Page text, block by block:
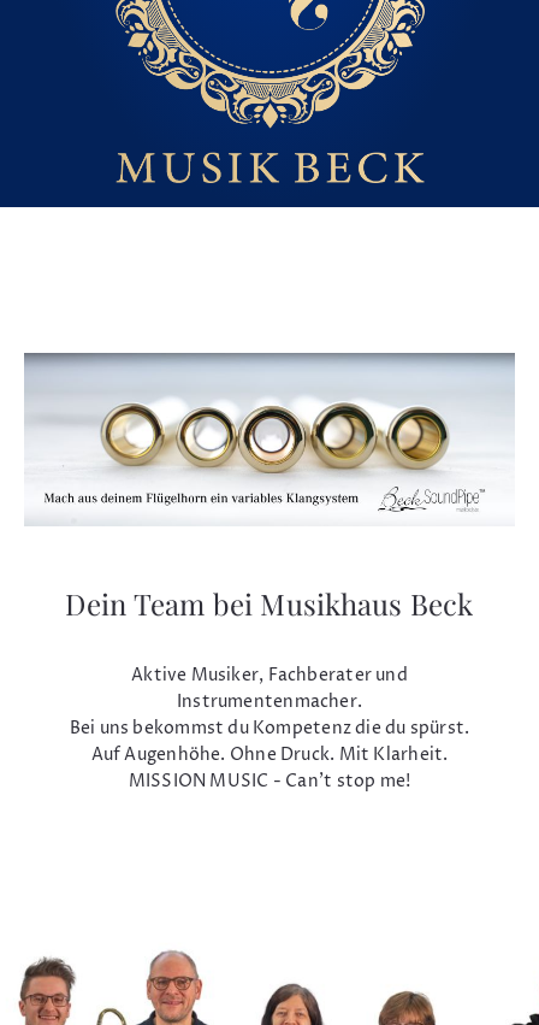
Dein Team bei Musikhaus Beck
Aktive Musiker, Fachberater und
Instrumentenmacher.
Bei uns bekommst du Kompetenz die du spürst.
Auf Augenhöhe. Ohne Druck. Mit Klarheit.
MISSION MUSIC - Can't stop me!